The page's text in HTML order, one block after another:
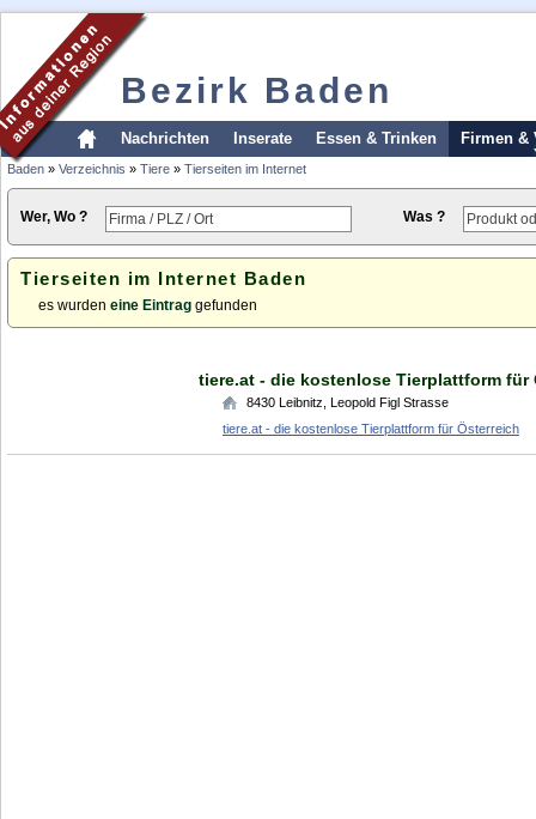
Bezirk Baden
Nachrichten Inserate Essen & Trinken Firmen &
Baden » Verzeichnis » Tiere » Tierseiten im Internet
Wer, Wo ? Was ?
Tierseiten im Internet Baden
es wurden eine Eintrag gefunden
tiere.at - die kostenlose Tierplattform für
8430 Leibnitz Leopold Figl Strasse
tiere.at - die kostenlose Tierplattform für Österreich